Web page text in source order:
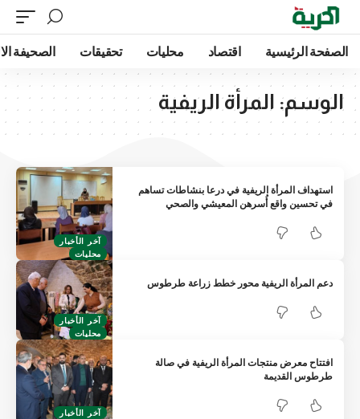
الصفحة الرئيسية اقتصاد محليات تحقيقات الصحيفة
الوسم: المرأة الريفية
آخر الأخبار
محليات
استهداف المرأة الريفية في درعا بنشاطات تساهم
في تحسين واقع أُسرهن المعيشي والصحي
آخر الأخبار
محليات
دعم المرأة الريفية محور خطط زراعة طرطوس
آخر الأخبار
افتتاح معرض منتجات المرأة الريفية في صالة
طرطوس القديمة